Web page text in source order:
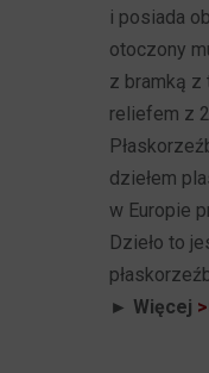
i posiada
otoczony
z bramką z
reliefem z
dziełem
w Europie
Dzieło to
► Więcej